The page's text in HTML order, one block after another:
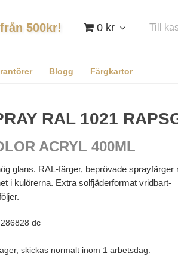
0 kr Till
500kr!
Blogg Färgkartor
RAL 1021
ACRYL 400ML
glans. RAL-färger, beprövade sprayfärger
i kulörerna. Extra solfjäderformat vridbart-
286828 dc
skickas normalt inom 1 arbetsdag.